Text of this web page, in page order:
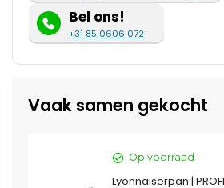
Bel ons!
+31 85 0606 072
Vaak samen gekocht
Op voorraad
Lyonnaiserpan |